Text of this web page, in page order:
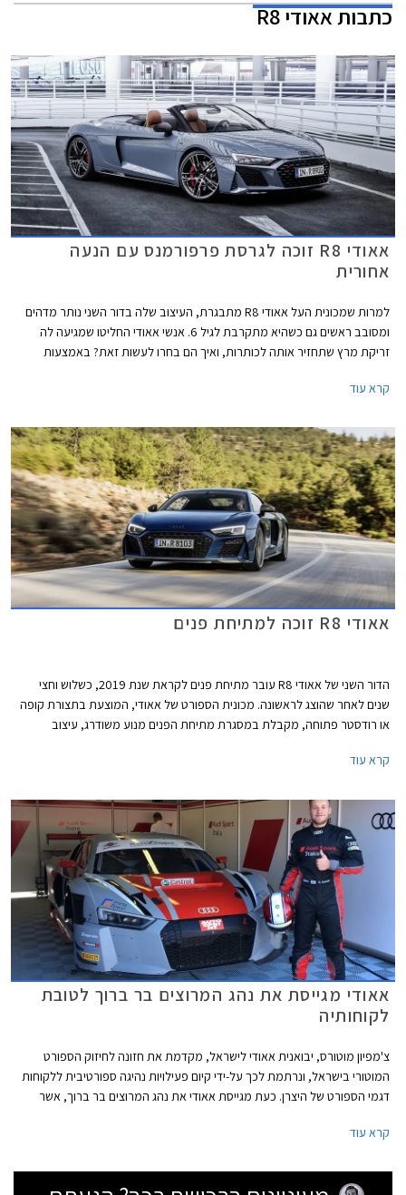
כתבותאאודי R8
אאודי R8 זוכה לגרסת פרפורמנס עם הנעה
אחורית
למרות שמכונית העל אאודי R8 מתבגרת, העיצוב שלה בדור השני נותר מדהים
ומסובב ראשים גם כשהיא מתקרבת לגיל 6. אנשי אאודי החליטו שמגיעה לה
זריקת מרץ שתחזיר אותה לכותרות, ואיך הם בחרו לעשות זאת? באמצעות
הנוכחיות. שמה המלא הינו אאודי R8 V10 Performance RWD.
קרא עוד
אאודי R8 זוכה למתיחת פנים
הדור השני של אאודי R8 עובר מתיחת פנים לקראת שנת 2019, כשלוש וחצי
שנים לאחר שהוצג לראשונה. מכונית הספורט של אאודי, המוצעת בתצורת קופה
או רודסטר פתוחה, מקבלת במסגרת מתיחת הפנים מנוע משודרג, עיצוב
קרא עוד
אאודי מגייסת את נהג המרוצים בר ברוך לטובת
לקוחותיה
צ'מפיון מוטורס, יבואנית אאודי לישראל, מקדמת את חזונה לחיזוק הספורט
המוטורי בישראל, ונרתמת לכך על-ידי קיום פעילויות נהיגה ספורטיבית ללקוחות
דגמי הספורט של היצרן. כעת מגייסת אאודי את נהג המרוצים בר ברוך, אשר
קרא עוד